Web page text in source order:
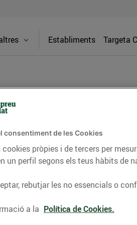
Establiments Targeta
consells nutricionals,
del nostre territori i molts
CONSELLS I HÀBITS SALUDABLES
consentiment de les Cookies
pròpies i de tercers per
un perfil segons els teus hàbits de
rebutjar les no essencials o
a la Política de Cookies.